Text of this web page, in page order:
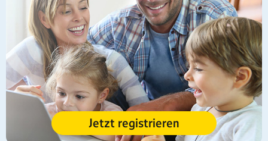
Jetzt registrieren